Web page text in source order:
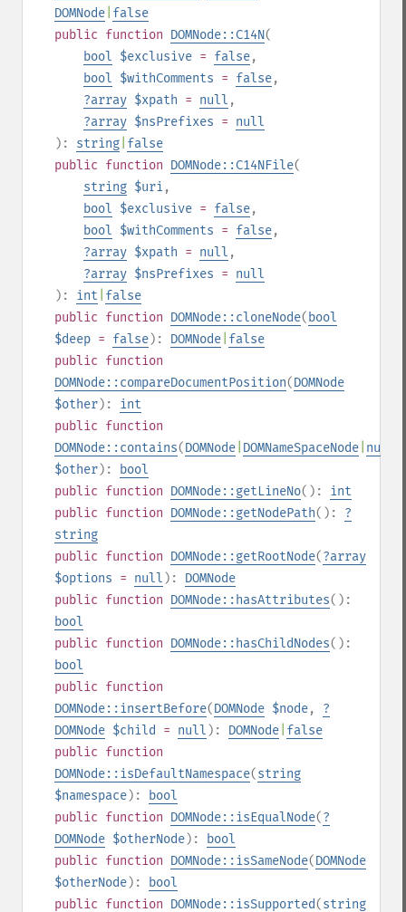
DOMNode false
public function DOMNode::C14N(
bool $exclusive = false,
bool $withComments = false,
?array $xpath = null ,
?array $nsPrefixes = null
): string false
public function DOMNode::C14NFile(
string $uri,
bool $exclusive = false,
bool $withComments = false,
?array $xpath = null ,
?array $nsPrefixes = null
): int false
public function DOMNode::cloneNode( bool
$deep = false): DOMNode false
public function
DOMNode::compareDocumentPosition(DOMNode
$other): int
public function
DOMNode::contains(DOMNode DOMNameSpaceNode null
$other):
bool
public function DOMNode::getLineNo(): int
public function DOMNode::getNodePath(): ?
string
public function DOMNode::getRootNode(?array
$options = null ): DOMNode
public function DOMNode::hasAttributes():
bool
public function DOMNode::hasChildNodes():
bool
public function
DOMNode::insertBefore(DOMNode $node, ?
DOMNode $child = null ): DOMNode false
public function
DOMNode::isDefaultNamespace(string
$namespace):
bool
public function DOMNode::isEqualNode(?
DOMNode $otherNode):
bool
public function DOMNode::isSameNode(DOMNode
$otherNode):
bool
public function DOMNode::isSupported(string